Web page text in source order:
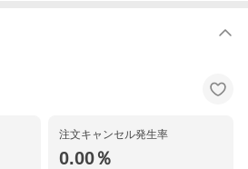
注文キャンセル発生率
0.00％